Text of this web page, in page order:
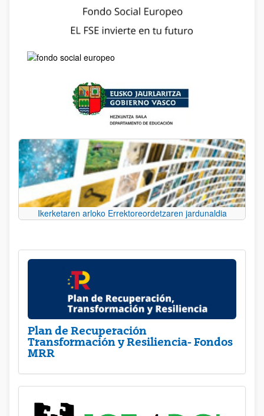
Ikerketaren arloko Errektoreordetzaren jardunaldia
Plan de Recuperación
Transformación y Resiliencia- Fondos
MRR